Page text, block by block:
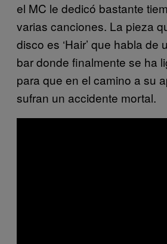
el MC le dedicó bastante
varias canciones. La pieza
disco es ‘Hair’ que habla de
bar donde finalmente se ha
para que en el camino a su
sufran un accidente mortal.